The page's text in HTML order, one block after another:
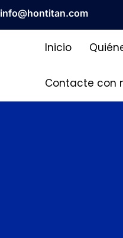
info@hontitan.com
Inicio
Contacte con